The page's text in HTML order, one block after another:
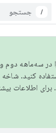
/
را در سه‌ماهه دوم و
کنید. شاخه